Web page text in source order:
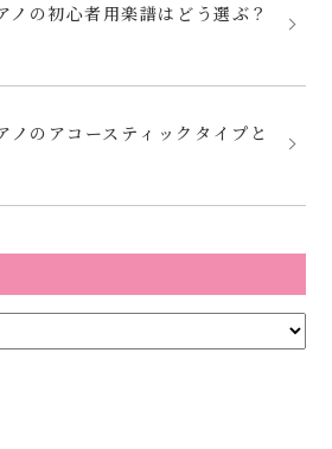
ノの初心者用楽譜はどう選ぶ？
ノのアコースティックタイプと